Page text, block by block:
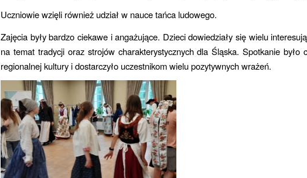
Uczniowie wzięli również udział w nauce tańca ludowego.
Zajęcia były bardzo ciekawe i angażujące. Dzieci dowiedziały się wielu
na temat tradycji oraz strojów charakterystycznych dla Śląska. Spotkanie było
regionalnej kultury i dostarczyło uczestnikom wielu pozytywnych wrażeń.